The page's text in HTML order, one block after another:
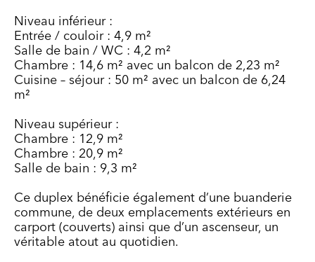
Niveau inférieur :
Entrée / couloir : 4,9 m²
Salle de bain / WC : 4,2 m²
Chambre : 14,6 m² avec un balcon de 2,23 m²
Cuisine – séjour : 50 m² avec un balcon de 6,24
m²
Niveau supérieur :
Chambre : 12,9 m²
Chambre : 20,9 m²
Salle de bain : 9,3 m²
Ce duplex bénéficie également d’une buanderie
commune, de deux emplacements extérieurs en
carport (couverts) ainsi que d’un ascenseur, un
véritable atout au quotidien.